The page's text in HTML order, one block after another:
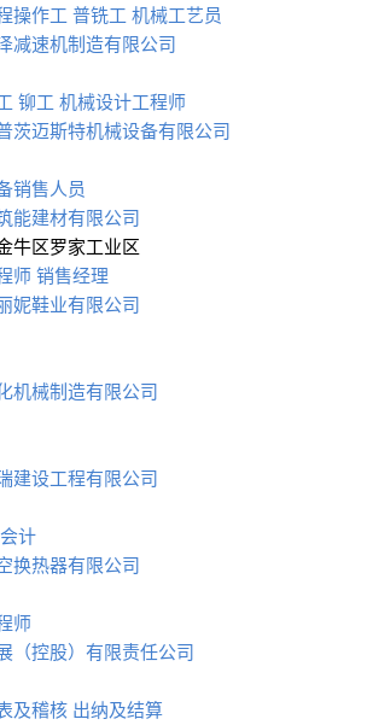
操作工 普铣工 机械工艺员
减速机制造有限公司
铆工 机械设计工程师
茨迈斯特机械设备有限公司
销售人员
能建材有限公司
牛区罗家工业区
师销售经理
妮鞋业有限公司
机械制造有限公司
建设工程有限公司
会计
换热器有限公司
师
（控股）有限责任公司
及稽核 出纳及结算